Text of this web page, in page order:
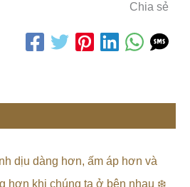
Chia sẻ
dịu dàng hơn, ấm áp hơn và
hơn khi chúng ta ở bên nhau ❄️